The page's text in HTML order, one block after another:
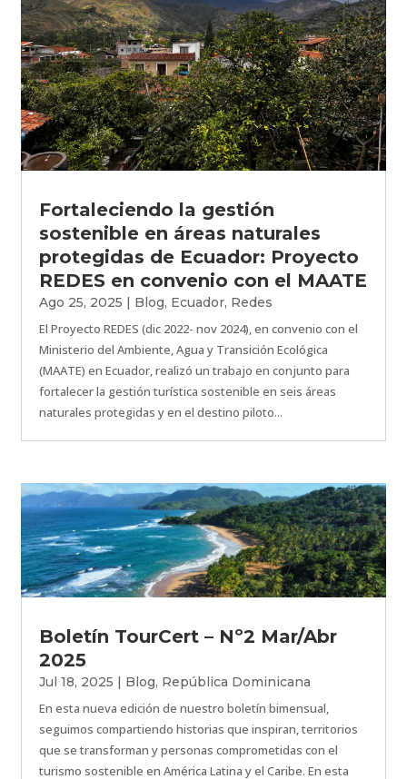
Fortaleciendo la gestión
sostenible en áreas naturales
protegidas de Ecuador: Proyecto
REDES en convenio con el MAATE
Ago 25, 2025 | Blog, Ecuador, Redes
El Proyecto REDES (dic 2022- nov 2024), en convenio con el
Ministerio del Ambiente, Agua y Transición Ecológica
(MAATE) en Ecuador, realizó un trabajo en conjunto para
fortalecer la gestión turística sostenible en seis áreas
naturales protegidas y en el destino piloto...
Boletín TourCert – Nº2 Mar/Abr
2025
Jul 18, 2025 | Blog, República Dominicana
En esta nueva edición de nuestro boletín bimensual,
seguimos compartiendo historias que inspiran, territorios
que se transforman y personas comprometidas con el
turismo sostenible en América Latina y el Caribe. En esta